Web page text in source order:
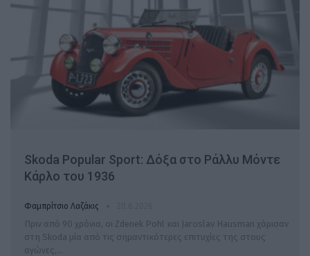
Skoda Popular Sport: Δόξα στο Ράλλυ Μόντε
Κάρλο του 1936
Φαμπρίτσιο Λαζάκις
Πριν από 90 χρόνια, οι Zdenek Pohl και Jaroslav Hausman χάρισαν
στη Skoda μία από τις σημαντικότερες επιτυχίες της στους
αγώνες,…